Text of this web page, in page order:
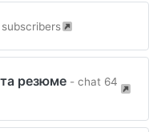
та резюме - chat 64